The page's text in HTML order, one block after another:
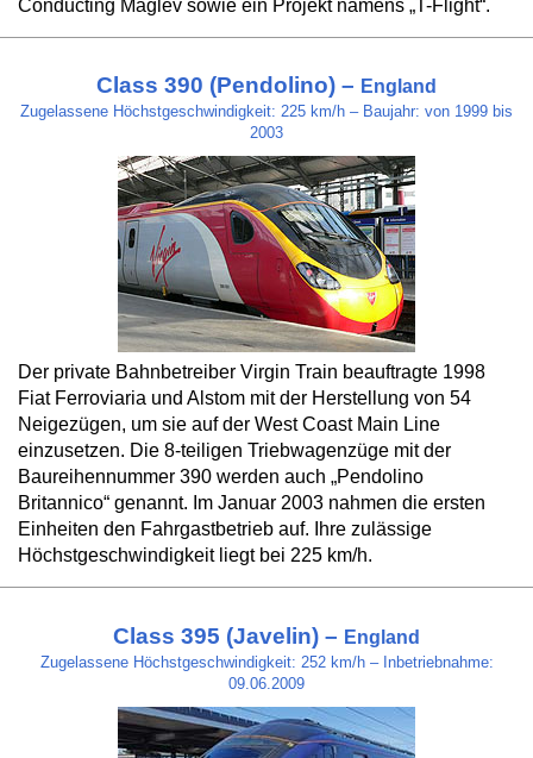
Conducting Maglev sowie ein Projekt namens „T-Flight“.
Class 390 (Pendolino) – England
Zugelassene Höchstgeschwindigkeit: 225 km/h – Baujahr: von 1999 bis
2003
Der private Bahnbetreiber Virgin Train beauftragte 1998
Fiat Ferroviaria und Alstom mit der Herstellung von 54
Neigezügen, um sie auf der West Coast Main Line
einzusetzen. Die 8-teiligen Triebwagenzüge mit der
Baureihennummer 390 werden auch „Pendolino
Britannico“ genannt. Im Januar 2003 nahmen die ersten
Einheiten den Fahrgastbetrieb auf. Ihre zulässige
Höchstgeschwindigkeit liegt bei 225 km/h.
Class 395 (Javelin) – England
Zugelassene Höchstgeschwindigkeit: 252 km/h – Inbetriebnahme:
09.06.2009